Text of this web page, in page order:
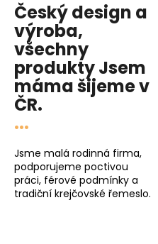
Český design a
výroba,
všechny
produktyJsem
mámašijeme v
ČR.
...
Jsme malá rodinná firma,
podporujeme poctivou
práci, férové podmínky a
tradiční krejčovské řemeslo.